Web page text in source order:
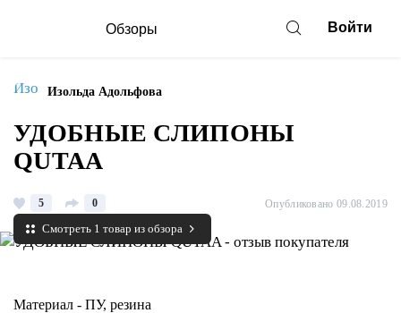
Обзоры Войти
Изольда Адольфова
УДОБНЫЕ СЛИПОНЫ
QUTAA
5 0 Опубликовано 09.08.2019
Смотреть 1 товар из обзора
Материал - ПУ, резина